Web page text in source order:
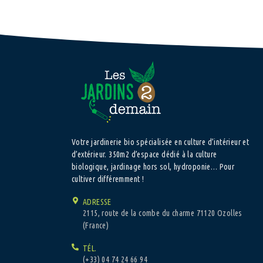
Votre jardinerie bio spécialisée en culture d’intérieur et
d’extérieur. 350m2 d’espace dédié à la culture
biologique, jardinage hors sol, hydroponie… Pour
cultiver différemment !
ADRESSE
2115, route de la combe du charme 71120 Ozolles
(France)
TÉL.
(+33) 04 74 24 66 94